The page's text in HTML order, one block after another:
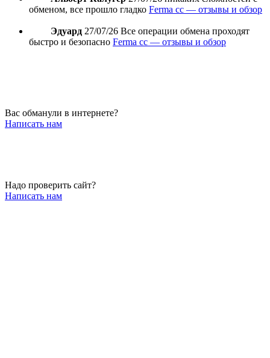
обменом, все прошло гладко Ferma cc — отзывы и обзор
Эдуард 27/07/26 Все операции обмена проходят
быстро и безопасно Ferma cc — отзывы и обзор
Вас обманули в интернете?
Написать нам
Надо проверить сайт?
Написать нам